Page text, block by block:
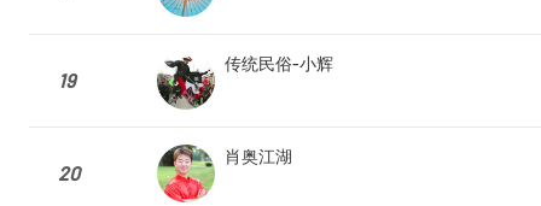
19
传统民俗-小辉
20
肖奥江湖